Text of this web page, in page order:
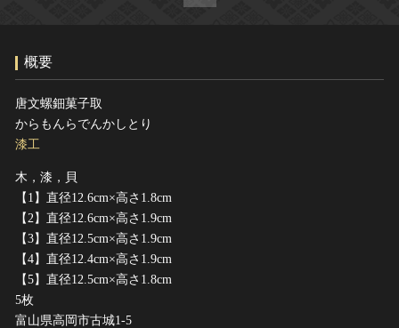
サイトのご意見はこちら
文化遺産データベース
概要
唐文螺鈿菓子取
からもんらでんかしとり
漆工
木，漆，貝
【1】直径12.6cm×高さ1.8cm
【2】直径12.6cm×高さ1.9cm
【3】直径12.5cm×高さ1.9cm
【4】直径12.4cm×高さ1.9cm
【5】直径12.5cm×高さ1.8cm
5枚
富山県高岡市古城1-5